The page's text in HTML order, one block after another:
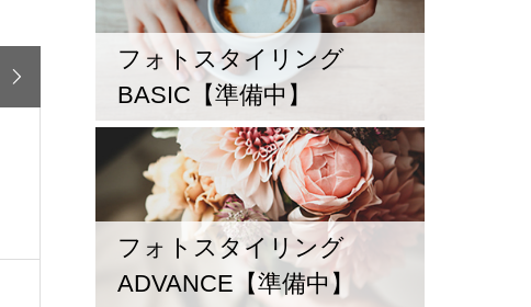
フォトスタイリング
BASIC【準備中】
フォトスタイリング
ADVANCE【準備中】